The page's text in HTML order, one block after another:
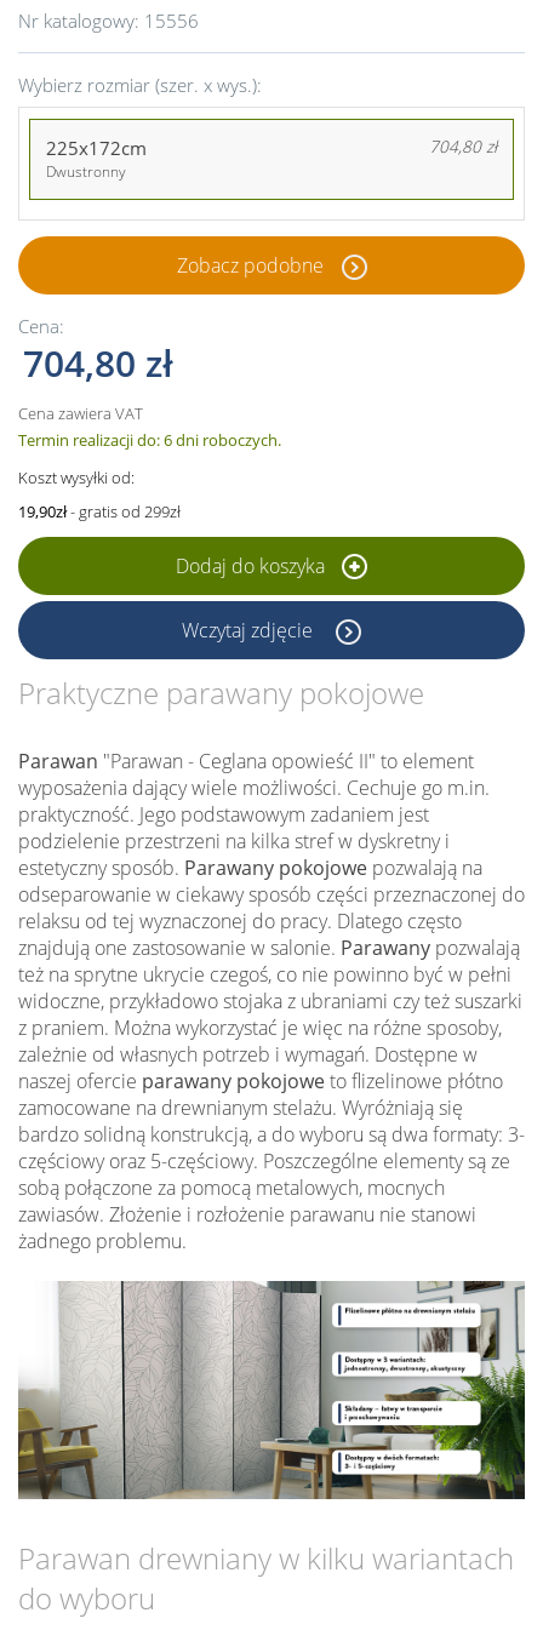
Nr katalogowy: 15556
Wybierz rozmiar (szer. x wys.):
225x172cm 704,80 zł
Dwustronny
Zobacz podobne
Cena:
704,80 zł
Cena zawiera VAT
Termin realizacji do: 6 dni roboczych.
Koszt wysyłki od:
19,90zł- gratis od 299zł
Dodaj do koszyka
Wczytaj zdjęcie
Praktyczne parawany pokojowe
Parawan "Parawan - Ceglana opowieść II" to element
wyposażenia dający wiele możliwości. Cechuje go m.in.
praktyczność. Jego podstawowym zadaniem jest
podzielenie przestrzeni na kilka stref w dyskretny i
estetyczny sposób. Parawany pokojowe pozwalają na
odseparowanie w ciekawy sposób części przeznaczonej do
relaksu od tej wyznaczonej do pracy. Dlatego często
znajdują one zastosowanie w salonie. Parawany pozwalają
też na sprytne ukrycie czegoś, co nie powinno być w pełni
widoczne, przykładowo stojaka z ubraniami czy też suszarki
z praniem. Można wykorzystać je więc na różne sposoby,
zależnie od własnych potrzeb i wymagań. Dostępne w
naszej ofercie parawany pokojoweto flizelinowe płótno
zamocowane na drewnianym stelażu. Wyróżniają się
bardzo solidną konstrukcją, a do wyboru są dwa formaty: 3-
częściowy oraz 5-częściowy. Poszczególne elementy są ze
sobą połączone za pomocą metalowych, mocnych
zawiasów. Złożenie i rozłożenie parawanu nie stanowi
żadnego problemu.
Parawan drewniany w kilku wariantach
do wyboru